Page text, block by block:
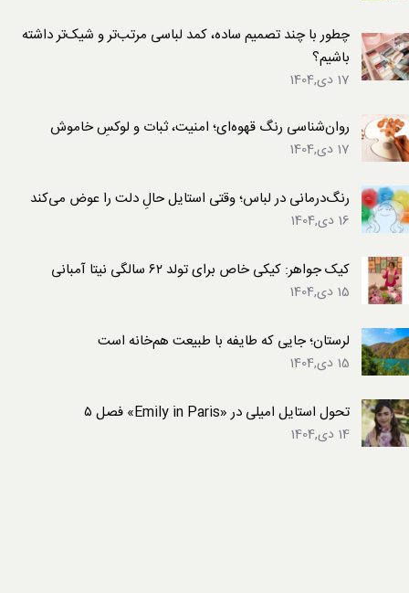
چطور با چند تصمیم ساده، کمد لباسی مرتب‌تر و شیک‌تر داشته
باشیم؟
17 دی,1404
روان‌شناسی رنگ قهوه‌ای؛ امنیت، ثبات و لوکسِ خاموش
17 دی,1404
رنگ‌درمانی در لباس؛ وقتی استایل حالِ دلت را عوض می‌کند
16 دی,1404
کیک جواهر: کیکی خاص برای تولد ۶۲ سالگی نیتا آمبانی
15 دی,1404
لرستان؛ جایی که طایفه با طبیعت هم‌خانه است
15 دی,1404
تحول استایل امیلی در «Emily in Paris» فصل ۵
14 دی,1404